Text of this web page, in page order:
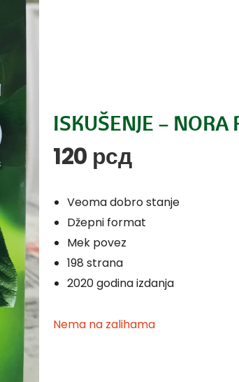
ISKUŠENJE – NORA
120 рсд
Veoma dobro stanje
Džepni format
Mek povez
198 strana
2020 godina izdanja
Nema na zalihama